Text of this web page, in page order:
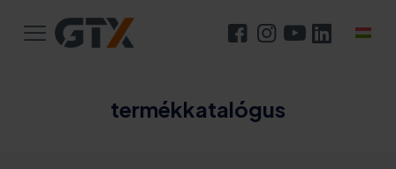
termékkatalógus